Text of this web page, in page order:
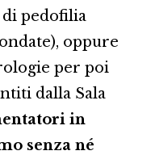
pedofilia
oppure
per poi
dalla Sala
in
senza né